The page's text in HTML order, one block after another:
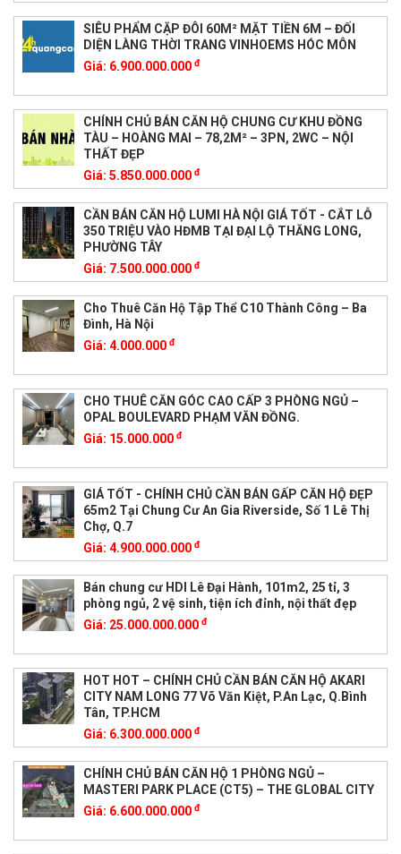
SIÊU PHẨM CẶP ĐÔI 60M² MẶT TIỀN 6M – ĐỐI
DIỆN LÀNG THỜI TRANG VINHOEMS HÓC MÔN
Giá: 6.900.000.000 đ
CHÍNH CHỦ BÁN CĂN HỘ CHUNG CƯ KHU ĐỒNG
TÀU – HOÀNG MAI – 78,2M² – 3PN, 2WC – NỘI
THẤT ĐẸP
Giá: 5.850.000.000 đ
CẦN BÁN CĂN HỘ LUMI HÀ NỘI GIÁ TỐT - CẮT LỖ
350 TRIỆU VÀO HĐMB TẠI ĐẠI LỘ THĂNG LONG,
PHƯỜNG TÂY
Giá: 7.500.000.000 đ
Cho Thuê Căn Hộ Tập Thể C10 Thành Công – Ba
Đình, Hà Nội
Giá: 4.000.000 đ
CHO THUÊ CĂN GÓC CAO CẤP 3 PHÒNG NGỦ –
OPAL BOULEVARD PHẠM VĂN ĐỒNG.
Giá: 15.000.000 đ
GIÁ TỐT - CHÍNH CHỦ CẦN BÁN GẤP CĂN HỘ ĐẸP
65m2 Tại Chung Cư An Gia Riverside, Số 1 Lê Thị
Chợ, Q.7
Giá: 4.900.000.000 đ
Bán chung cư HDI Lê Đại Hành, 101m2, 25 tỉ, 3
phòng ngủ, 2 vệ sinh, tiện ích đỉnh, nội thất đẹp
Giá: 25.000.000.000 đ
HOT HOT – CHÍNH CHỦ CẦN BÁN CĂN HỘ AKARI
CITY NAM LONG 77 Võ Văn Kiệt, P.An Lạc, Q.Bình
Tân, TP.HCM
Giá: 6.300.000.000 đ
CHÍNH CHỦ BÁN CĂN HỘ 1 PHÒNG NGỦ –
MASTERI PARK PLACE (CT5) – THE GLOBAL CITY
Giá: 6.600.000.000 đ